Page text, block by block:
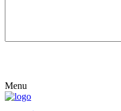
Menu